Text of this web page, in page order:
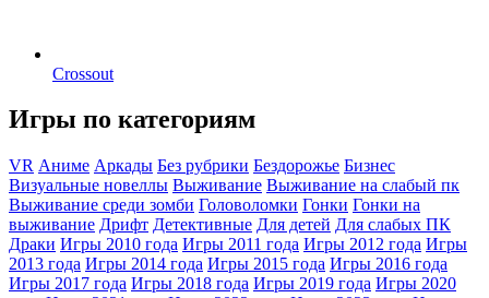
Crossout
Игры по категориям
VR Аниме Аркады Без рубрики Бездорожье Бизнес
Визуальные новеллы Выживание Выживание на слабый пк
Выживание среди зомби Головоломки Гонки Гонки на
выживание Дрифт Детективные Для детей Для слабых ПК
Драки Игры 2010 года Игры 2011 года Игры 2012 года Игры
2013 года Игры 2014 года Игры 2015 года Игры 2016 года
Игры 2017 года Игры 2018 года Игры 2019 года Игры 2020